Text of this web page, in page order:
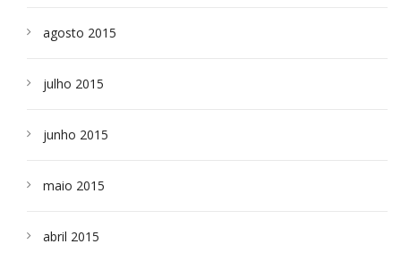
agosto 2015
julho 2015
junho 2015
maio 2015
abril 2015